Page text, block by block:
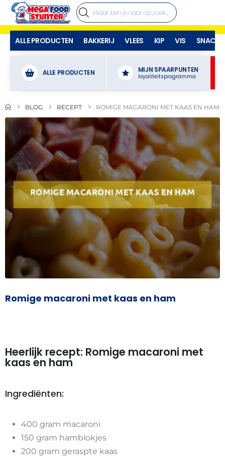
ALLE PRODUCTEN BAKKERIJ VLEES KIP VIS SNACKS
ALLE PRODUCTEN MIJN SPAARPUNTEN
loyaliteitsprogramma
BLOG RECEPT ROMIGE MACARONI MET KAAS EN HAM
Romige macaroni met kaas en ham
Heerlijk recept: Romige macaroni met
kaas en ham
Ingrediënten:
400 gram macaroni
150 gram hamblokjes
200 gram geraspte kaas